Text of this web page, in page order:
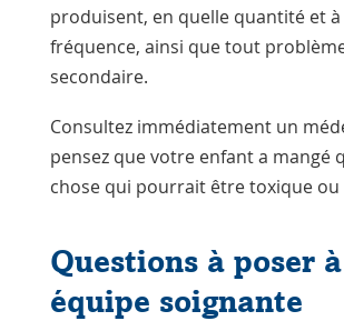
produisent, en quelle quantité et
fréquence, ainsi que tout
secondaire.
Consultez immédiatement un
pensez que votre enfant a mangé
chose qui pourrait être toxique ou
Questions à poser
équipe soignante